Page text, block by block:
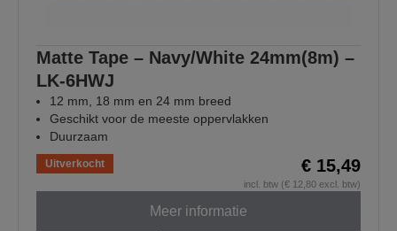
Matte Tape – Navy/White 24mm(8m) –
LK-6HWJ
12 mm, 18 mm en 24 mm breed
Geschikt voor de meeste oppervlakken
Duurzaam
Uitverkocht € 15,49
incl. btw (€ 12,80 excl. btw)
Meer informatie